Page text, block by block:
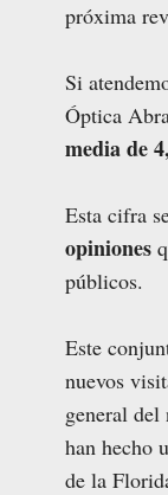
próxima
Si
Óptica
media de
Esta cifra
opiniones
públicos.
Este
nuevos
general del
han hecho
de la